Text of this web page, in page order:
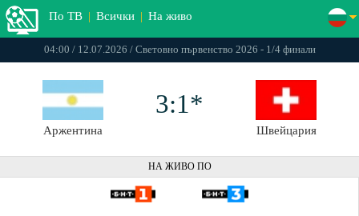
По ТВ | Всички | На живо
04:00 / 12.07.2026 / Световно първенство 2026 - 1/4 финали
Аржентина
3:1*
Швейцария
НА ЖИВО ПО